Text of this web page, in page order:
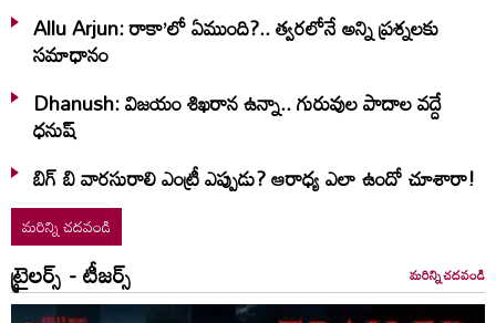
Allu Arjun: రాకా’లో ఏముంది?.. త్వరలోనే అన్ని ప్రశ్నలకు
సమాధానం
Dhanush: విజయం శిఖరాన ఉన్నా.. గురువుల పాదాల వద్దే
ధనుష్‌
బిగ్ బి వారసురాలి ఎంట్రీ ఎప్పుడు? ఆరాధ్య ఎలా ఉందో చూశారా!
మరిన్ని చదవండి
ట్రైలర్స్ - టీజర్స్ మరిన్ని చదవండి